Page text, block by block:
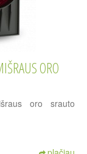
ORO
oro srauto